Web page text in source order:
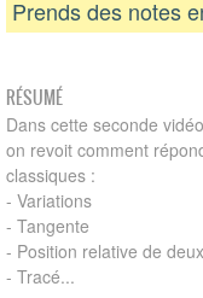
Prends des notes
RÉSUMÉ
Dans cette seconde
on revoit comment
classiques :
- Variations
- Tangente
- Position relative de
- Tracé...